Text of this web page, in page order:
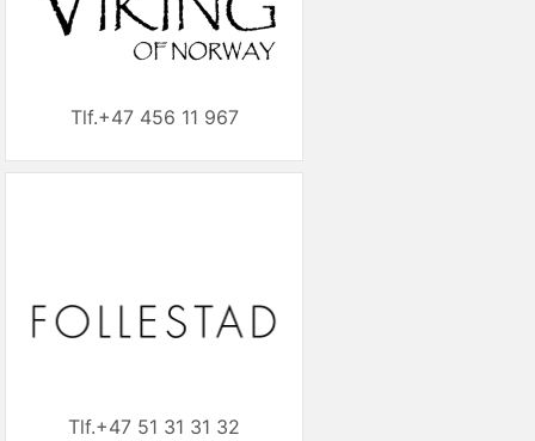
+47 456 11 967
+47 51 31 31 32